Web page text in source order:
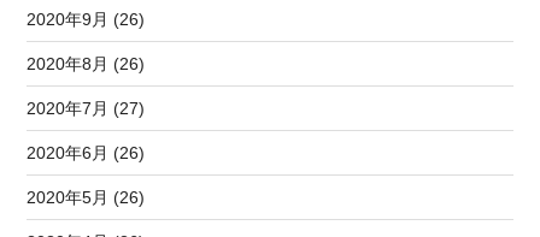
2020年9月 (26)
2020年8月 (26)
2020年7月 (27)
2020年6月 (26)
2020年5月 (26)